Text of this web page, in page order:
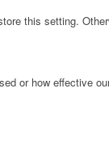
this setting.
or how effective